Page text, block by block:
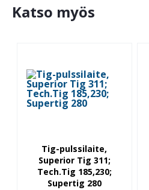
Katso myös
Tig-pulssilaite,
Superior Tig 311;
Tech.Tig 185,230;
Supertig 280